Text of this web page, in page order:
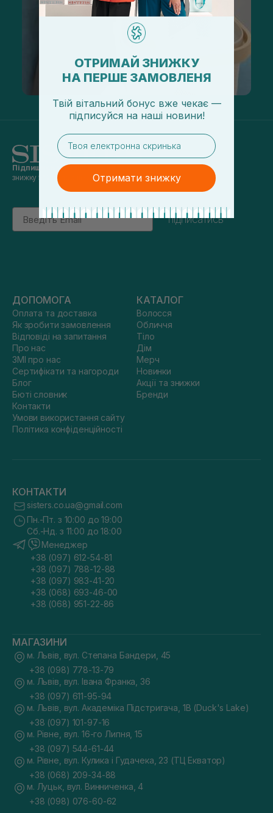
Підпишись на наші новини
знижку 5% на перше замовлення
Email
підписатись
ДОПОМОГА
Оплата та доставка
Як зробити замовлення
Відповіді на запитання
Про нас
ЗМІ про нас
Сертифікати та нагороди
Блог
Бюті словник
Контакти
Умови використання сайту
Політика конфіденційності
КАТАЛОГ
Волосся
Обличчя
Тіло
Дім
Мерч
Новинки
Акції та знижки
Бренди
КОНТАКТИ
sisters.co.ua@gmail.com
Пн.-Пт. з 10:00 до 19:00
Сб.-Нд. з 11:00 до 18:00
Менеджер
+38 (097) 612-54-81
+38 (097) 788-12-88
+38 (097) 983-41-20
+38 (068) 693-46-00
+38 (068) 951-22-86
МАГАЗИНИ
м. Львів, вул. Степана Бандери, 45
+38 (098) 778-13-79
м. Львів, вул. Івана Франка, 36
+38 (097) 611-95-94
м. Львів, вул. Академіка Підстригача, 1В (Duck's Lake)
+38 (097) 101-97-16
м. Рівне, вул. 16-го Липня, 15
+38 (097) 544-61-44
м. Рівне, вул. Кулика і Гудачека, 23 (ТЦ Екватор)
+38 (068) 209-34-88
м. Луцьк, вул. Винниченка, 4
+38 (098) 076-60-62
ОТРИМАЙ ЗНИЖКУ
НА ПЕРШЕ ЗАМОВЛЕНЯ
Твій вітальний бонус вже чекає —
підписуйся на наші новини!
email
Отримати знижку